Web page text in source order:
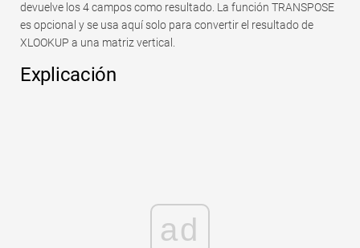
devuelve los 4 campos como resultado. La función TRANSPOSE
es opcional y se usa aquí solo para convertir el resultado de
XLOOKUP a una matriz vertical.
Explicación
ad